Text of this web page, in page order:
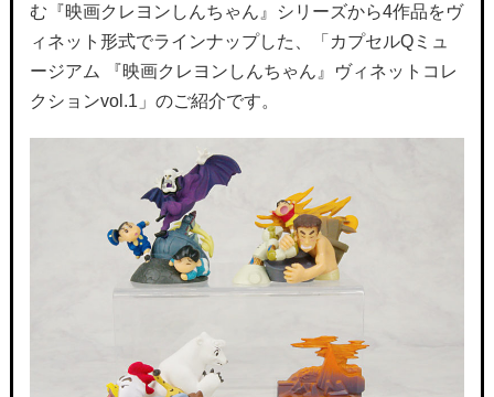
む『映画クレヨンしんちゃん』シリーズから4作品をヴ
ィネット形式でラインナップした、「カプセルQミュ
ージアム 『映画クレヨンしんちゃん』ヴィネットコレ
クションvol.1」のご紹介です。